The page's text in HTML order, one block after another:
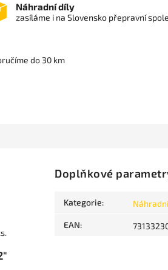
Náhradní díly
zasíláme i na Slovensko přepravní
do 30 km
Doplňkové
Kategorie:
EAN: